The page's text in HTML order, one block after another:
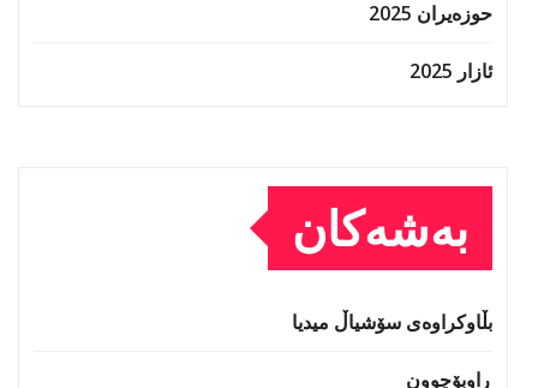
حوزه‌یران 2025
ئازار 2025
بەشەکان
بڵاوکراوەی سۆشیاڵ میدیا
ڕاوبۆچوون